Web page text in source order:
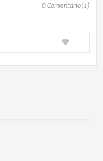
0Comentario(s)